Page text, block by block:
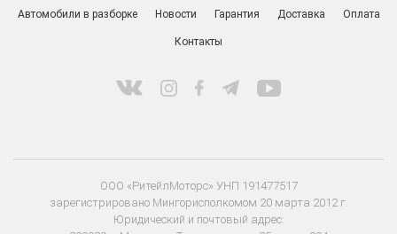
Автомобили в разборке Новости Гарантия Доставка Оплата
Контакты
ООО «РитейлМоторс» УНП 191477517
зарегистрировано Мингорисполкомом 20 марта 2012 г.
Юридический и почтовый адрес: